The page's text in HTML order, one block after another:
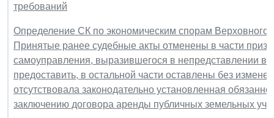
требований
Определение СК по экономическим спорам
Принятые ранее судебные акты отменены в части
самоуправления, выразившегося в непредставлении в
предоставить, в остальной части оставлены без
отсутствовала законодательно установленная
заключению договора аренды публичных земельных